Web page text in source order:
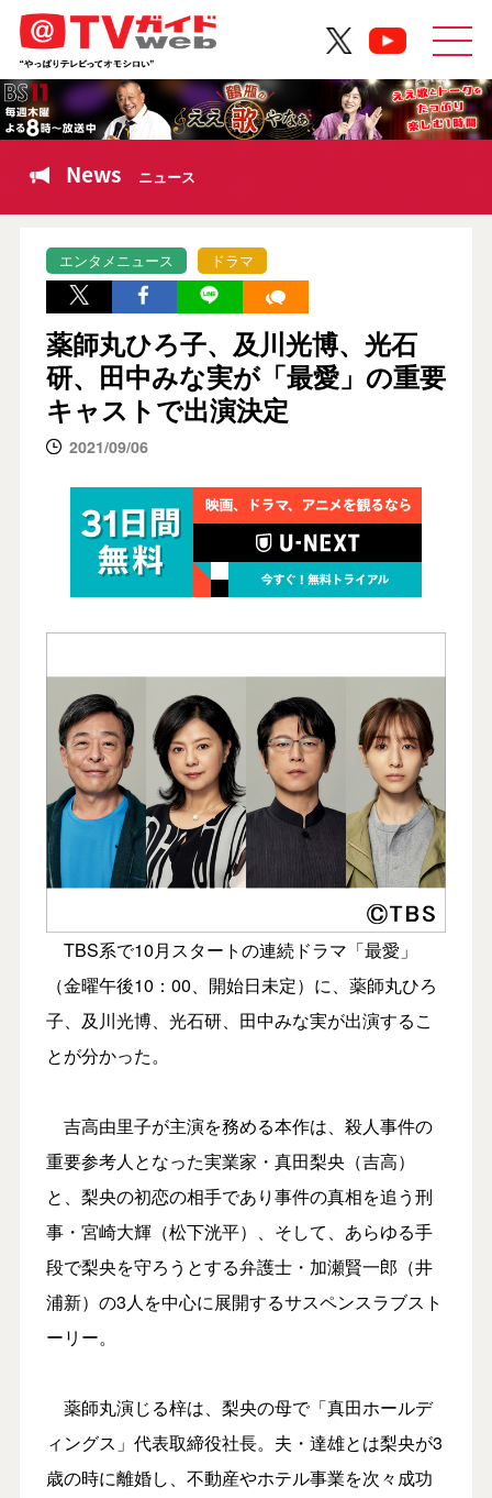
News ニュース
エンタメニュース ドラマ
薬師丸ひろ子、及川光博、光石
研、田中みな実が「最愛」の重要
キャストで出演決定
2021/09/06
TBS系で10月スタートの連続ドラマ「最愛」
（金曜午後10：00、開始日未定）に、薬師丸ひろ
子、及川光博、光石研、田中みな実が出演するこ
とが分かった。
吉高由里子が主演を務める本作は、殺人事件の
重要参考人となった実業家・真田梨央（吉高）
と、梨央の初恋の相手であり事件の真相を追う刑
事・宮崎大輝（松下洸平）、そして、あらゆる手
段で梨央を守ろうとする弁護士・加瀬賢一郎（井
浦新）の3人を中心に展開するサスペンスラブスト
ーリー。
薬師丸演じる梓は、梨央の母で「真田ホールデ
ィングス」代表取締役社長。夫・達雄とは梨央が3
歳の時に離婚し、不動産やホテル事業を次々成功